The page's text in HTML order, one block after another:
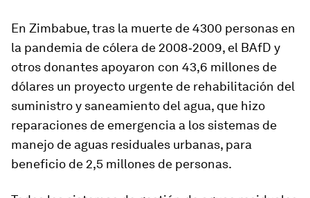
En Zimbabue, tras la muerte de 4300 personas en
la pandemia de cólera de 2008‑2009, el BAfD y
otros donantes apoyaron con 43,6 millones de
dólares un proyecto urgente de rehabilitación del
suministro y saneamiento del agua, que hizo
reparaciones de emergencia a los sistemas de
manejo de aguas residuales urbanas, para
beneficio de 2,5 millones de personas.